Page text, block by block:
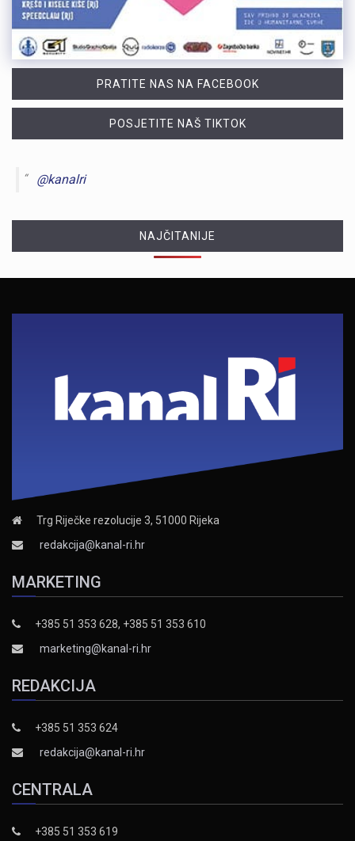
PRATITE NAS NA FACEBOOK
POSJETITE NAŠ TIKTOK
@kanalri
NAJČITANIJE
Trg Riječke rezolucije 3, 51000 Rijeka
redakcija@kanal-ri.hr
MARKETING
+385 51 353 628, +385 51 353 610
marketing@kanal-ri.hr
REDAKCIJA
+385 51 353 624
redakcija@kanal-ri.hr
CENTRALA
+385 51 353 619